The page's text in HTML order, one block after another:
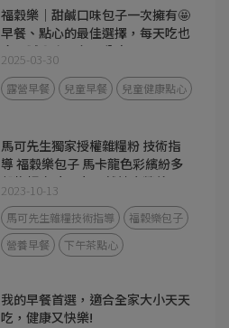
福穀樂｜甜鹹口味包子一次擁有🤩
早餐、點心的最佳選擇，每天吃也
吃不膩😋宅配包子分享
2025-03-30
露營早餐 兒童早餐 兒童健康點心
馬可先生獨家授權雜糧粉 技術指
導 福穀樂包子 馬卡龍色彩繽紛多
穀物麵皮 小朋友天然健康營養零
食 下午茶 早餐 首選
2023-10-13
馬可先生雜糧技術指導
福穀樂包子
營養早餐
下午茶點心
我的早餐首選，適合全家大小天天
吃，健康又快樂!